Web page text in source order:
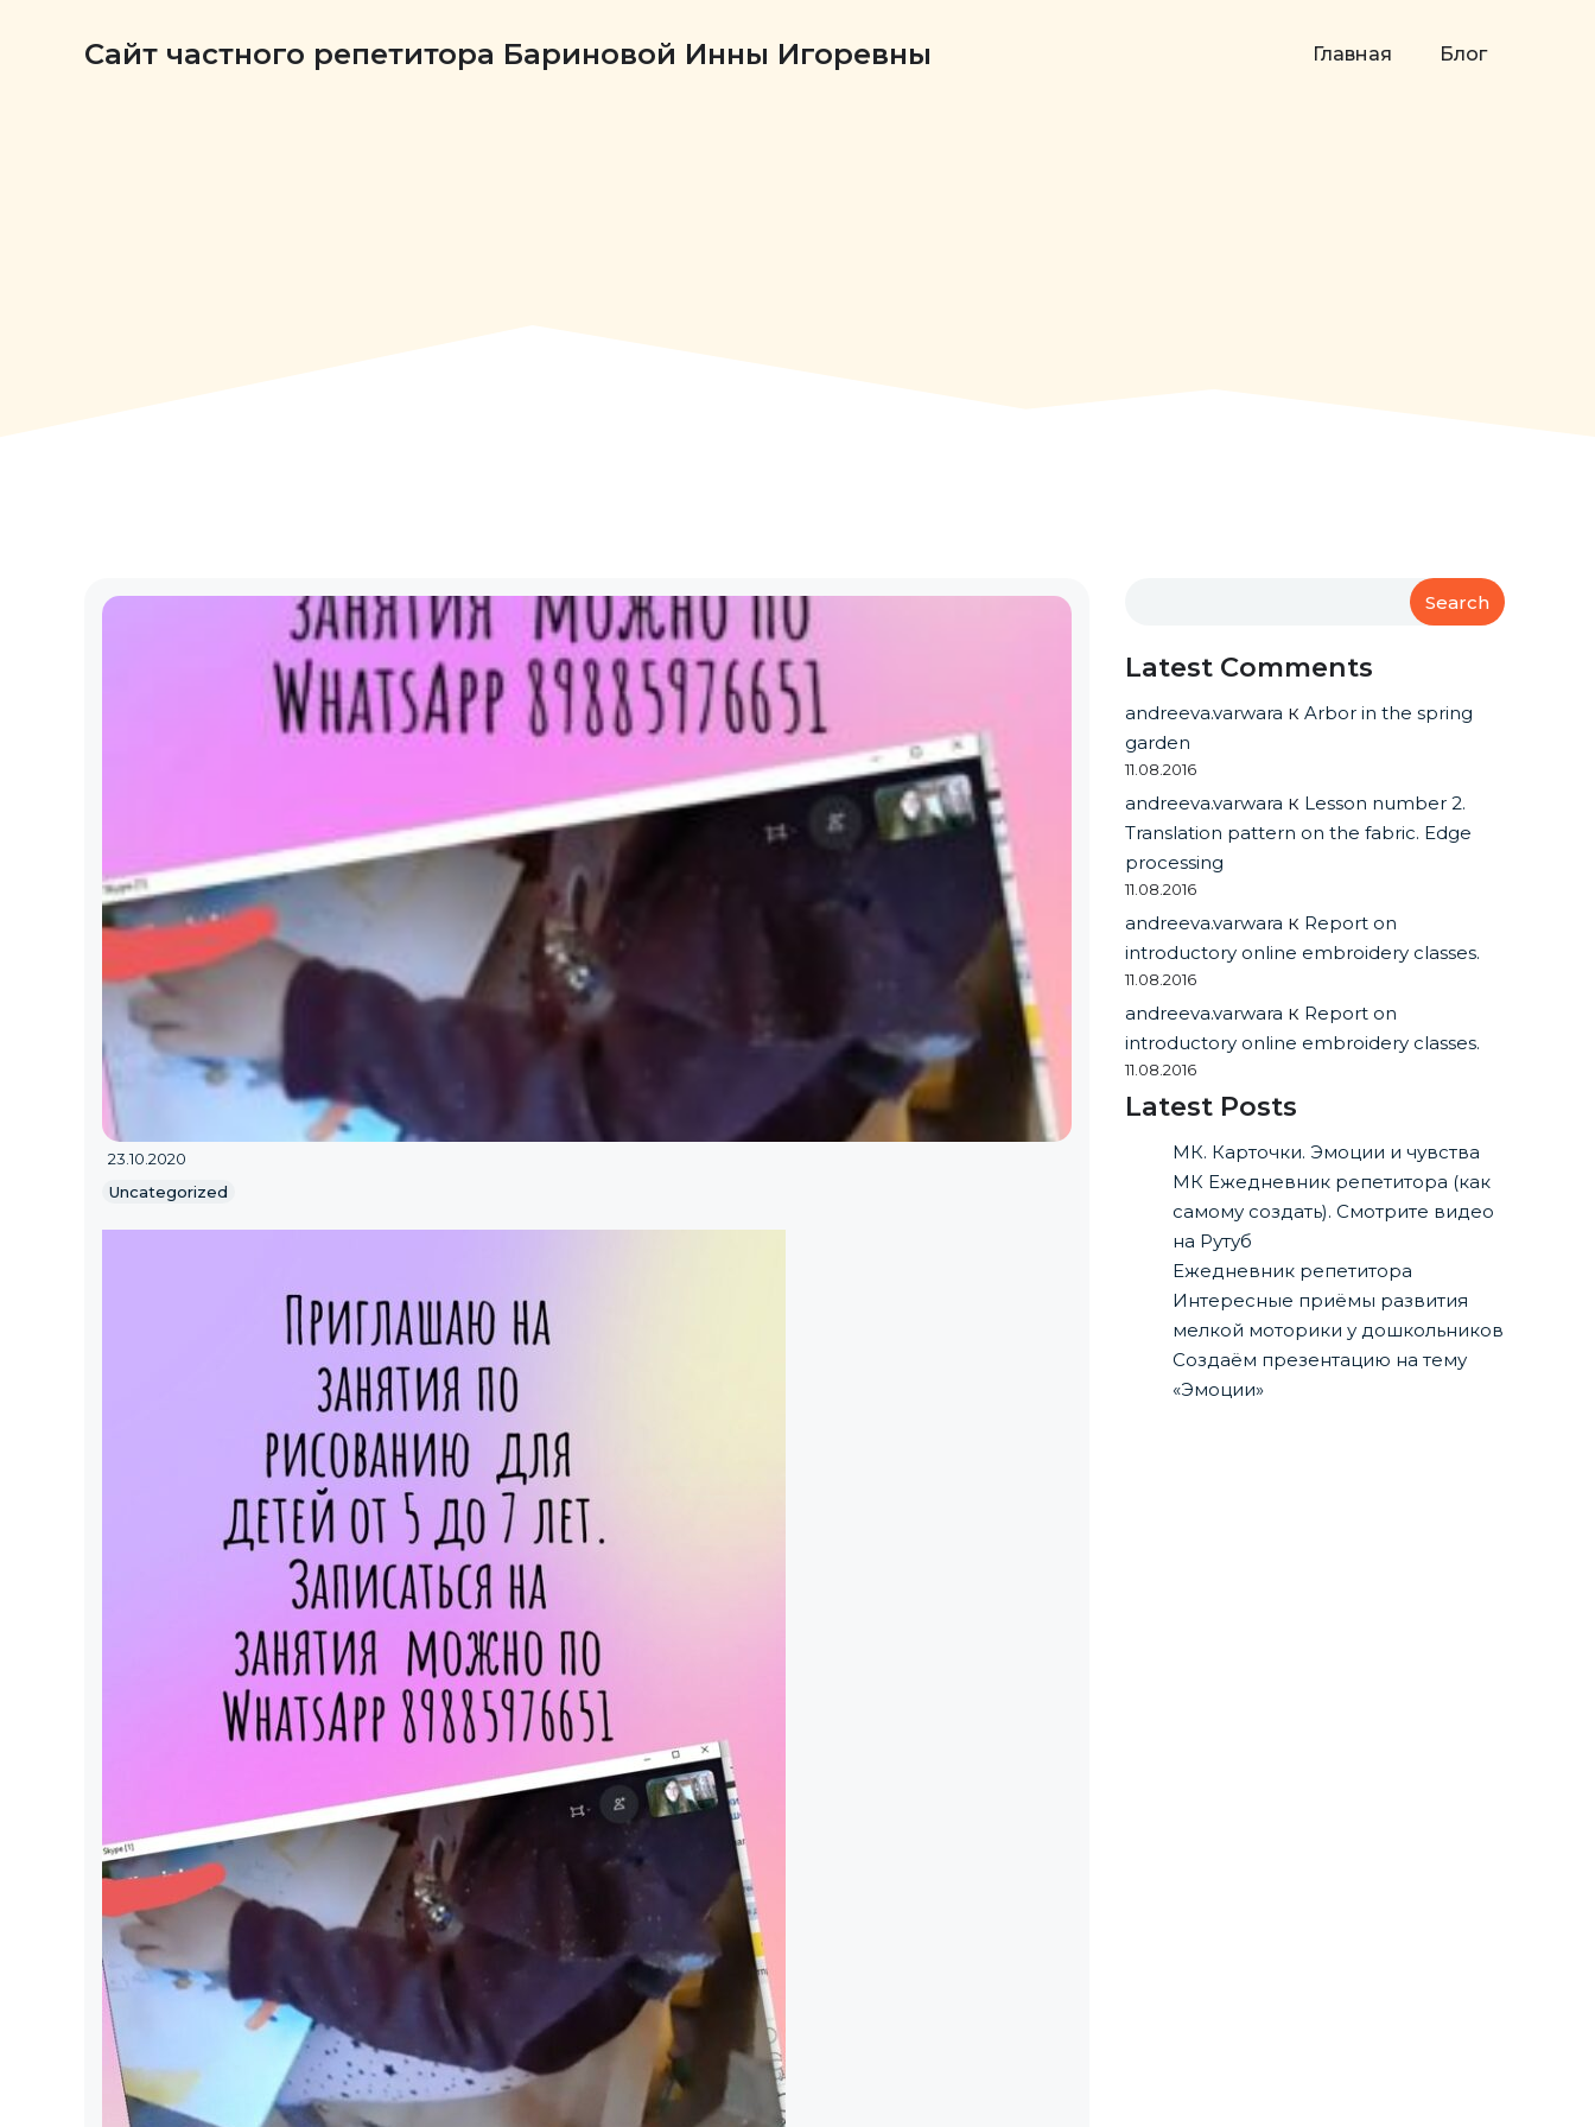
Сайт частного репетитора Бариновой Инны Игоревны Главная Блог
23.10.2020
Uncategorized
Search
Latest Comments
andreeva.varwara кArbor in the spring
garden
11.08.2016
andreeva.varwara к Lesson number 2.
Translation pattern on the fabric. Edge
processing
11.08.2016
andreeva.varwara к Report on
introductory online embroidery classes.
11.08.2016
andreeva.varwara к Report on
introductory online embroidery classes.
11.08.2016
Latest Posts
МК. Карточки. Эмоции и чувства
МК Ежедневник репетитора (как
самому создать). Смотрите видео
на Рутуб
Ежедневник репетитора
Интересные приёмы развития
мелкой моторики у дошкольников
Создаём презентацию на тему
«Эмоции»